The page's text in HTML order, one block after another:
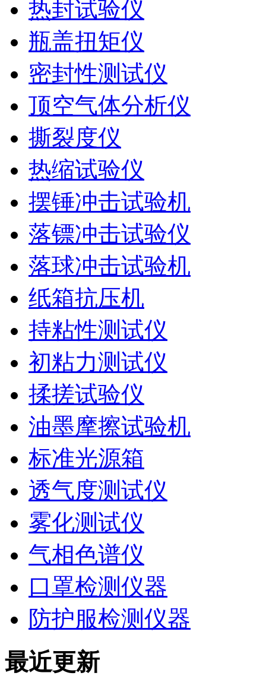
热封试验仪
瓶盖扭矩仪
密封性测试仪
顶空气体分析仪
撕裂度仪
热缩试验仪
摆锤冲击试验机
落镖冲击试验仪
落球冲击试验机
纸箱抗压机
持粘性测试仪
初粘力测试仪
揉搓试验仪
油墨摩擦试验机
标准光源箱
透气度测试仪
雾化测试仪
气相色谱仪
口罩检测仪器
防护服检测仪器
最近更新